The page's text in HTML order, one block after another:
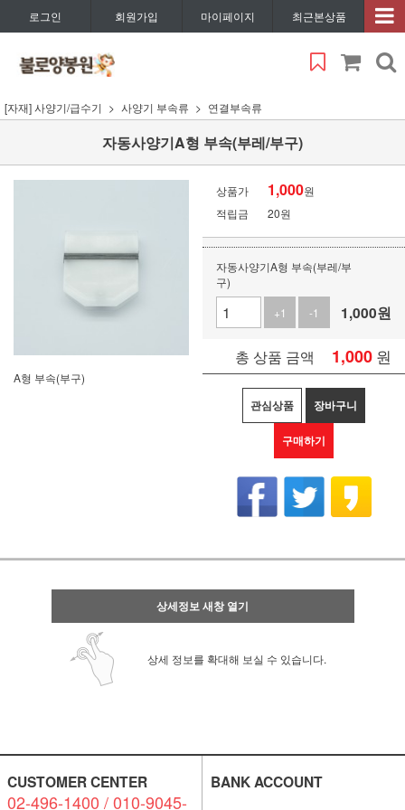
로그인 회원가입 마이페이지 최근본상품
[자재] 사양기/급수기 사양기 부속류 연결부속류
자동사양기A형 부속(부레/부구)
A형 부속(부구)
상품가 1,000원
적립금
20원
자동사양기A형 부속(부레/부
구)
+1
-1 1,000원
총 상품 금액 1,000 원
관심상품 장바구니
구매하기
상세정보 새창 열기
상세 정보를 확대해 보실 수 있습니다.
CUSTOMER CENTER
02-496-1400 / 010-9045-
BANK ACCOUNT